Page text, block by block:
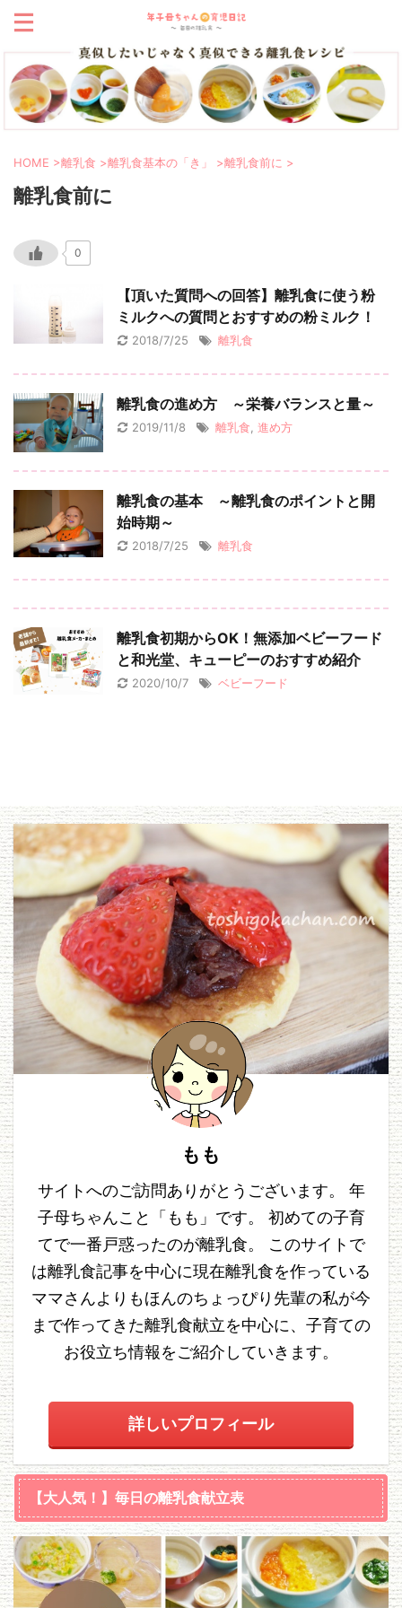
HOME >離乳食 >離乳食基本の「き」 >離乳食前に >
離乳食前に
0
【頂いた質問への回答】離乳食に使う粉
ミルクへの質問とおすすめの粉ミルク！
2018/7/25 離乳食
離乳食の進め方 ～栄養バランスと量～
2019/11/8 離乳食 進め方
離乳食の基本 ～離乳食のポイントと開
始時期～
2018/7/25 離乳食
離乳食初期からOK！無添加ベビーフード
と和光堂、キューピーのおすすめ紹介
2020/10/7 ベビーフード
もも
サイトへのご訪問ありがとうございます。 年
子母ちゃんこと「もも」です。 初めての子育
てで一番戸惑ったのが離乳食。 このサイトで
は離乳食記事を中心に現在離乳食を作っている
ママさんよりもほんのちょっぴり先輩の私が今
まで作ってきた離乳食献立を中心に、子育ての
お役立ち情報をご紹介していきます。
詳しいプロフィール
【大人気！】毎日の離乳食献立表